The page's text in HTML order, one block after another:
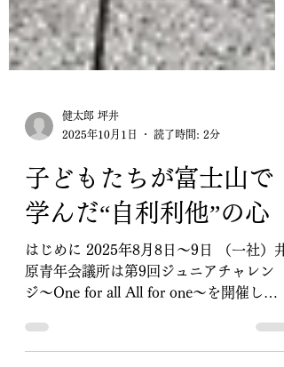
健太郎 坪井
子どもたちが富士山で